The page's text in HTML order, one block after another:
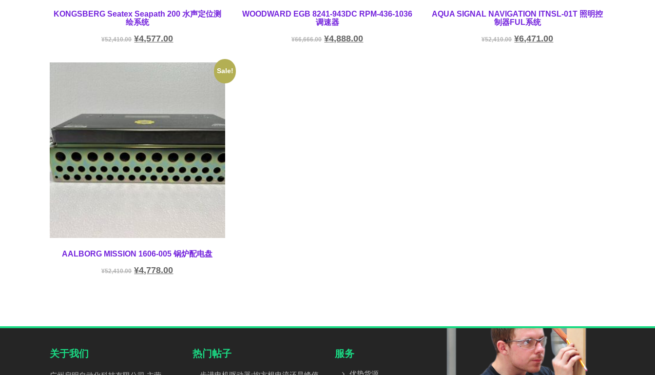
KONGSBERG Seatex Seapath 200 水声定位测
绘系统
¥52,410.00 ¥4,577.00
WOODWARD EGB 8241-943DC RPM-436-1036
调速器
¥66,666.00 ¥4,888.00
AQUA SIGNAL NAVIGATION ITNSL-01T 照明控
制器FUL系统
¥52,410.00 ¥6,471.00
Sale!
AALBORG MISSION 1606-005 锅炉配电盘
¥52,410.00 ¥4,778.00
关于我们 热门帖子 服务